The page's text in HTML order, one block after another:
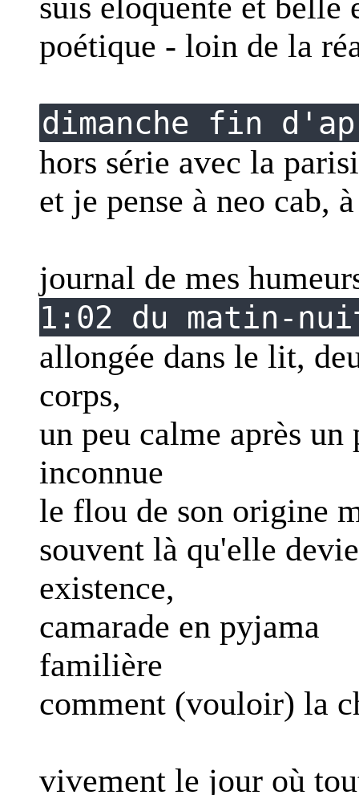
poétique - loin de la
dimanche fin
hors série avec la
et je pense à neo cab,
journal de mes
1:02 du matin-
allongée dans le lit,
corps,
un peu calme après
inconnue
le flou de son origine
souvent là qu'elle
existence,
camarade en pyjama
familière
comment (vouloir) la
vivement le jour où